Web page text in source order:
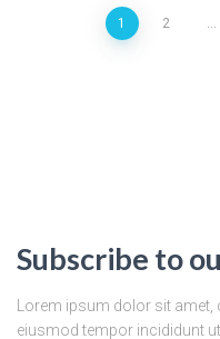
1 2
Subscribe to
Lorem ipsum dolor sit
eiusmod tempor incididunt